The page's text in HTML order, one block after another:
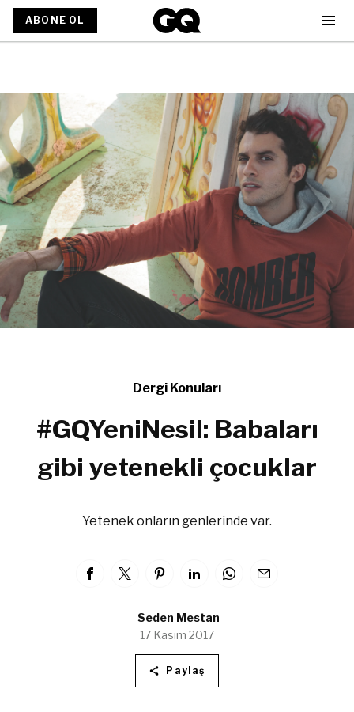
ABONE OL
Dergi Konuları
#GQYeniNesil: Babaları
gibi yetenekli çocuklar
Yetenek onların genlerinde var.
Seden Mestan
17 Kasım 2017
Paylaş